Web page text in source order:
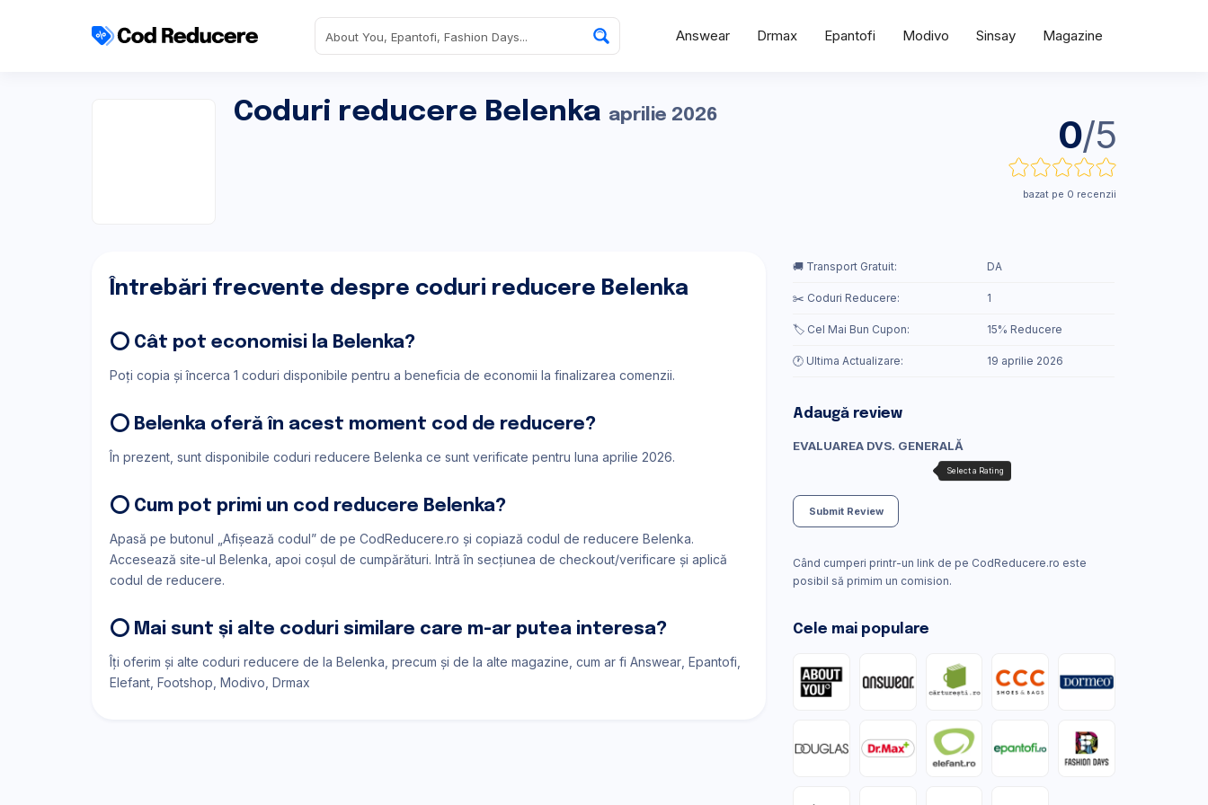
Answear Drmax Epantofi Modivo Sinsay Magazine
Coduri reducere Belenka aprilie 2026 0/5
bazat pe 0 recenzii
Întrebări frecvente despre coduri reducere Belenka
⭕ Cât pot economisi la Belenka?
Poți copia și încerca 1 coduri disponibile pentru a beneficia de economii la finalizarea comenzii.
⭕ Belenka oferă în acest moment cod de reducere?
În prezent, sunt disponibile coduri reducere Belenka ce sunt verificate pentru luna aprilie 2026.
⭕ Cum pot primi un cod reducere Belenka?
Apasă pe butonul „Afișează codul” de pe CodReducere.ro și copiază codul de reducere Belenka.
Accesează site-ul Belenka, apoi coșul de cumpărături. Intră în secțiunea de checkout/verificare și aplică
codul de reducere.
⭕ Mai sunt și alte coduri similare care m-ar putea interesa?
Îți oferim și alte coduri reducere de la Belenka, precum și de la alte magazine, cum ar fi Answear Epantofi
Elefant Footshop Modivo Drmax
🚚 Transport Gratuit: DA
✂️ Coduri Reducere: 1
🏷️ Cel Mai Bun Cupon: 15% Reducere
🕐 Ultima Actualizare: 19 aprilie 2026
Adaugă review
EVALUAREA DVS. GENERALĂ
Submit Review
Când cumperi printr-un link de pe CodReducere.ro este
posibil să primim un comision.
Cele mai populare